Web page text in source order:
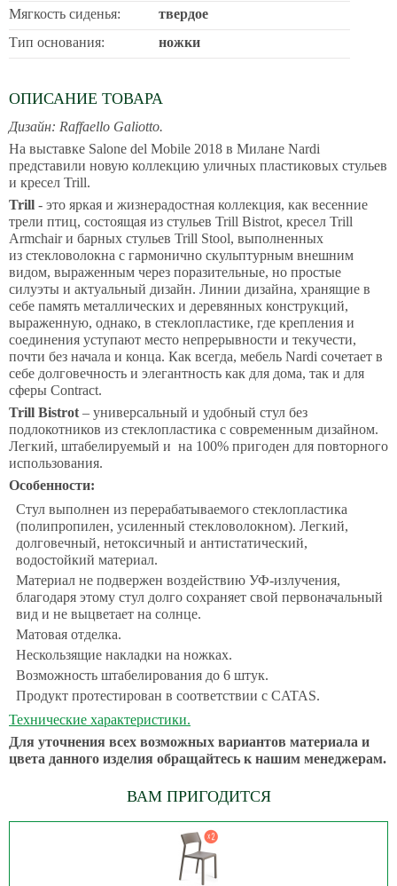
Мягкость сиденья:
твердое
Тип основания:
ножки
ВАМ ПРИГОДИТСЯ
ОПИСАНИЕ ТОВАРА
Дизайн: Raffaello Galiotto.
На выставке Salone del Mobile 2018 в Милане Nardi
представили новую коллекцию уличных пластиковых стульев
и кресел Trill.
Trill - это яркая и жизнерадостная коллекция, как весенние
трели птиц, состоящая из стульев Trill Bistrot, кресел Trill
Armchair и барных стульев Trill Stool, выполненных
из стекловолокна с гармонично скульптурным внешним
видом, выраженным через поразительные, но простые
силуэты и актуальный дизайн. Линии дизайна, хранящие в
себе память металлических и деревянных конструкций,
выраженную, однако, в стеклопластике, где крепления и
соединения уступают место непрерывности и текучести,
почти без начала и конца. Как всегда, мебель Nardi сочетает в
себе долговечность и элегантность как для дома, так и для
сферы Contract.
Trill Bistrot – универсальный и удобный стул без
подлокотников из стеклопластика с современным дизайном.
Легкий, штабелируемый и на 100% пригоден для повторного
использования.
Особенности:
Стул выполнен из перерабатываемого стеклопластика
(полипропилен, усиленный стекловолокном). Легкий,
долговечный, нетоксичный и антистатический,
водостойкий материал.
Материал не подвержен воздействию УФ-излучения,
благодаря этому стул долго сохраняет свой первоначальный
вид и не выцветает на солнце.
Матовая отделка.
Нескользящие накладки на ножках.
Возможность штабелирования до 6 штук.
Продукт протестирован в соответствии с CATAS.
Технические характеристики.
Для уточнения всех возможных вариантов материала и
цвета данного изделия обращайтесь к нашим менеджерам.